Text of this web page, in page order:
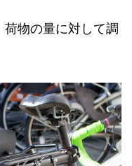
物の量に対して調